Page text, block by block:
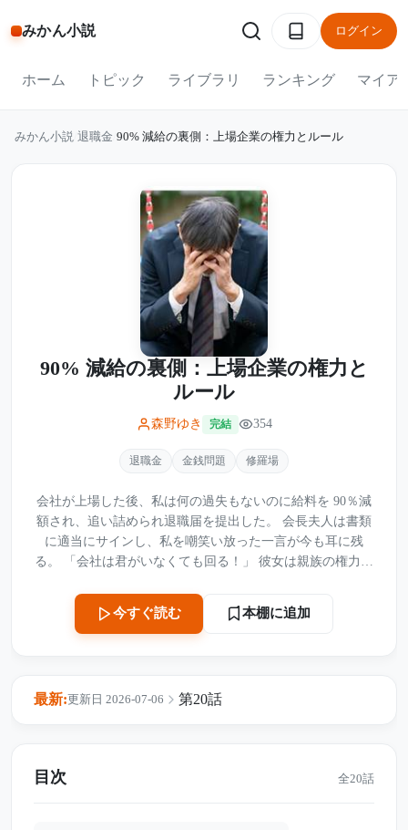
みかん小説 ログイン
ホーム トピック ライブラリ ランキング マイア
みかん小説 退職金 90% 減給の裏側：上場企業の権力とルール
90% 減給の裏側：上場企業の権力と
ルール
森野ゆき 完結 354
退職金 金銭問題 修羅場
会社が上場した後、私は何の過失もないのに給料を 90％減
額され、追い詰められ退職届を提出した。 会長夫人は書類
に適当にサインし、私を嘲笑い放った一言が今も耳に残
る。 「会社は君がいなくても回る！」 彼女は親族の権力を
ープゴートに仕立て上げた。 私は黙って証拠を積み上げ、
ルールとガバナンスを武器に歪んだ経営体制を一掃する。
権力で人を踏みつける傲慢な人間に、最後に待っている代
今すぐ読む 本棚に追加
最新: 第20話
更新日 2026-07-06
目次 全20話